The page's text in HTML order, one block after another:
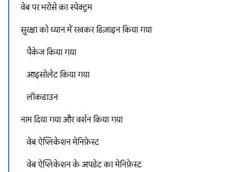
वेब पर भरोसे का स्पेक्ट्रम
सुरक्षा को ध्यान में रखकर डिज़ाइन किया गया
पैकेज किया गया
आइसोलेट किया गया
लॉकडाउन
नाम दिया गया और वर्शन किया गया
वेब ऐप्लिकेशन मेनिफ़ेस्ट
वेब ऐप्लिकेशन के अपडेट का मेनिफ़ेस्ट